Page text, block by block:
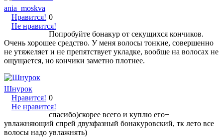
ania_moskva
Нравится!
Не нравится!
0
Попробуйте бонакур от секущихся кончиков.
Очень хорошее средство. У меня волосы тонкие, совершенно
не утяжеляет и не препятствует укладке, вообще на волосах не
ощущается, но кончики заметно плотнее.
Шнурок
Нравится!
Не нравится!
0
спасибо)скорее всего и куплю его+
увлажняющий спрей двухфазный бонакуровский, тк лето все
волосы надо увлажнять)